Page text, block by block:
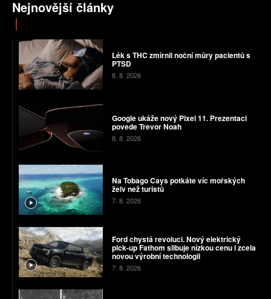
Nejnovější články
Lék s THC zmírnil noční můry pacientů s
PTSD
8. 8. 2026
Google ukáže nový Pixel 11. Prezentaci
povede Trevor Noah
8. 8. 2026
Na Tobago Cays potkáte víc mořských
želv než turistů
7. 8. 2026
Ford chystá revoluci. Nový elektrický
pick-up Fathom slibuje nízkou cenu i zcela
novou výrobní technologii
7. 8. 2026